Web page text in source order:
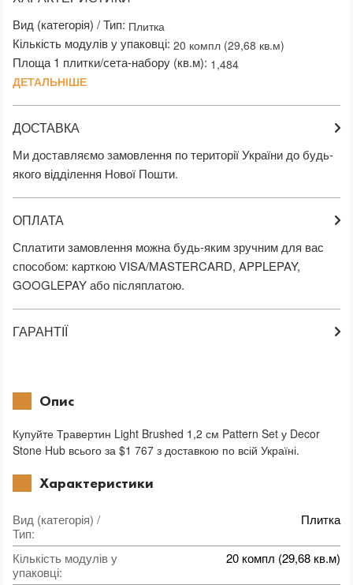
Вид (категорія) / Тип: Плитка
Кількість модулів у упаковці: 20 компл (29,68 кв.м)
Площа 1 плитки/сета-набору (кв.м): 1,484
ДЕТАЛЬНІШЕ
ДОСТАВКА
Ми доставляємо замовлення по території України до будь-
якого відділення Нової Пошти.
ОПЛАТА
Сплатити замовлення можна будь-яким зручним для вас
способом: карткою VISA/MASTERCARD, APPLEPAY,
GOOGLEPAY або післяплатою.
ГАРАНТІЇ
Опис
Купуйте Травертин Light Brushed 1,2 см Pattern Set у Decor
Stone Hub всього за $1 767 з доставкою по всій Україні.
Характеристики
Вид (категорія) /
Тип:
Плитка
Кількість модулів у
упаковці:
20 компл (29,68 кв.м)